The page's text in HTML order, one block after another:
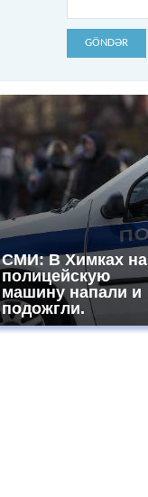
GÖNDƏR
СМИ: В Химках на
полицейскую
машину напали и
подожгли.